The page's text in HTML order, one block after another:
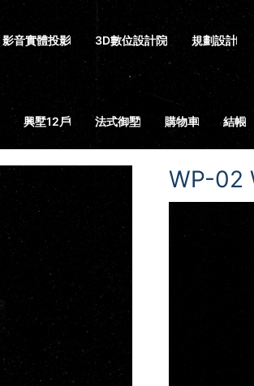
影音實體投影 3D數位設計院 規劃設計
興墅12戶 法式御墅 購物車 結帳
WP-02